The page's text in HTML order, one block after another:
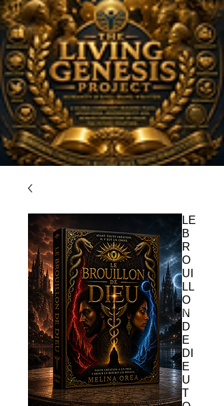
LE
B
R
O
UI
LL
O
N
D
E
DI
E
U
T